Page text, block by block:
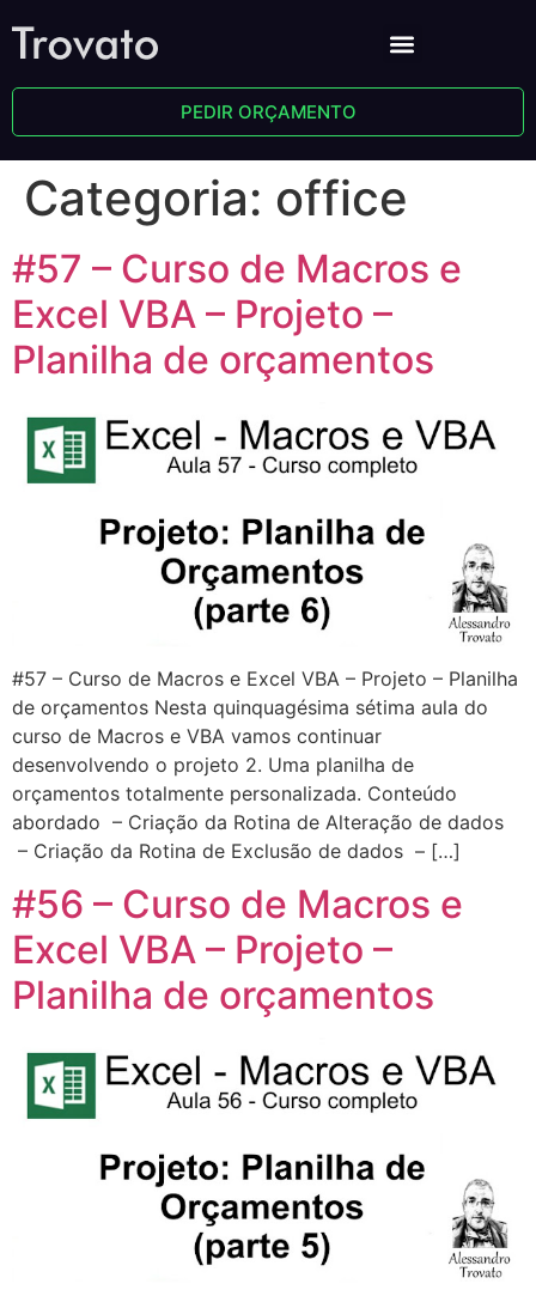
PEDIR ORÇAMENTO
Categoria: office
#57 – Curso de Macros e
Excel VBA – Projeto –
Planilha de orçamentos
#57 – Curso de Macros e Excel VBA – Projeto – Planilha
de orçamentos Nesta quinquagésima sétima aula do
curso de Macros e VBA vamos continuar
desenvolvendo o projeto 2. Uma planilha de
orçamentos totalmente personalizada. Conteúdo
abordado – Criação da Rotina de Alteração de dados
– Criação da Rotina de Exclusão de dados – […]
#56 – Curso de Macros e
Excel VBA – Projeto –
Planilha de orçamentos